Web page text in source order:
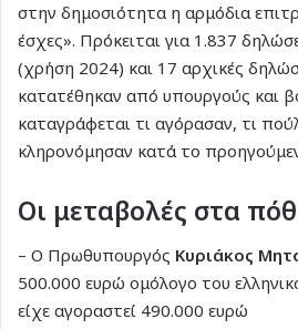
στην δημοσιότητα η αρμόδια
έσχες». Πρόκειται για 1.837
(χρήση 2024) και 17 αρχικές
κατατέθηκαν από υπουργούς και
καταγράφεται τι αγόρασαν, τι
κληρονόμησαν κατά το
Οι μεταβολές στα
– Ο Πρωθυπουργός Κυριάκος
500.000 ευρώ ομόλογο του
είχε αγοραστεί 490.000 ευρώ